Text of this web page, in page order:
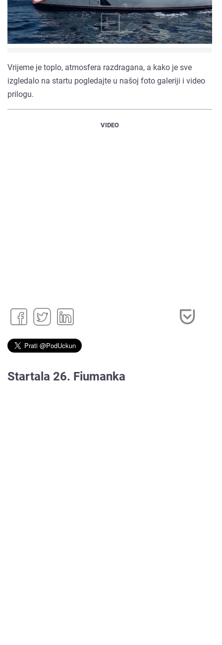
Vrijeme je toplo, atmosfera razdragana, a kako je sve
izgledalo na startu pogledajte u našoj foto galeriji i video
prilogu.
VIDEO
Startala 26. Fiumanka